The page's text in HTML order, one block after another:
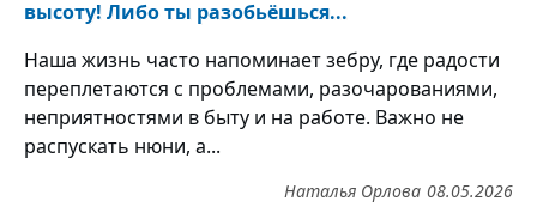
высоту! Либо ты разобьёшься...
Наша жизнь часто напоминает зебру, где радости
переплетаются с проблемами, разочарованиями,
неприятностями в быту и на работе. Важно не
распускать нюни, а...
08.05.2026
Наталья Орлова